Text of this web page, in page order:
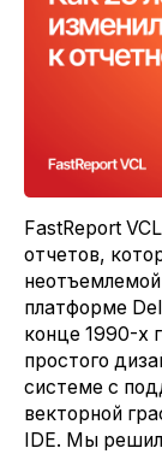
FastReport
отчетов,
платформе
конце 1990-х
простого
системе с
векторной
IDE. Мы